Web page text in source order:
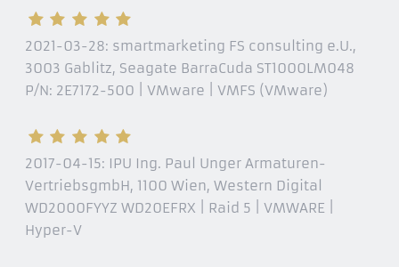
2021-03-28: smartmarketing FS consulting e.U.,
3003 Gablitz, Seagate BarraCuda ST1000LM048
P/N: 2E7172-500 | VMware | VMFS (VMware)
2017-04-15: IPU Ing. Paul Unger Armaturen-
VertriebsgmbH, 1100 Wien, Western Digital
WD2000FYYZ WD20EFRX | Raid 5 | VMWARE |
Hyper-V